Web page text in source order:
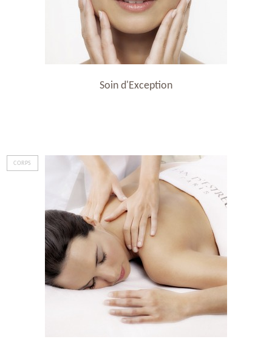
Soin d'Exception
CORPS